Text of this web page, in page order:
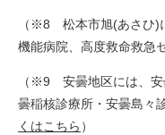
（※8 松本市旭(あさひ)
機能病院、高度救命救急
（※9 安曇地区には、安
曇稲核診療所・安曇島々
くはこちら ）